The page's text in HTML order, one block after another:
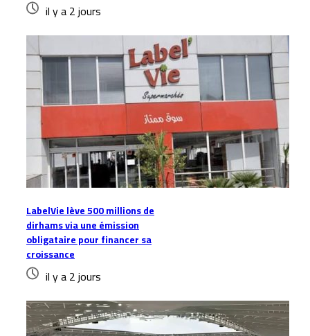
il y a 2 jours
LabelVie lève 500 millions de
dirhams via une émission
obligataire pour financer sa
croissance
il y a 2 jours